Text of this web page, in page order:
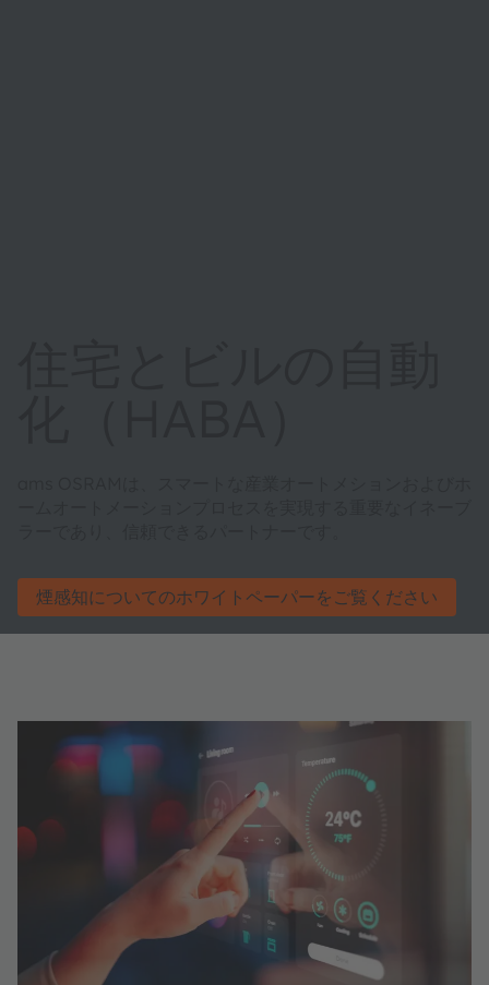
煙感知についてのホワイトペーパーをご覧ください